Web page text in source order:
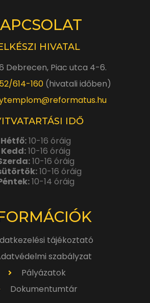
HIVATAL
Debrecen, Piac utca 4-6.
614-160(hivatali időben)
IDŐ
Hétfő:10-16 óráig
Kedd:10-16 óráig
10-16 óráig
10-16 óráig
10-14 óráig
tájékoztató
szabályzat
Pályázatok
Dokumentumtár